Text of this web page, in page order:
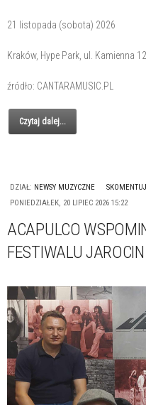
21 listopada (sobota) 2026
Kraków, Hype Park, ul. Kamienna 12
źródło: CANTARAMUSIC.PL
Czytaj dalej...
DZIAŁ: NEWSY MUZYCZNE
PONIEDZIAŁEK, 20 LIPIEC 2026 15:22
ACAPULCO
FESTIWALU